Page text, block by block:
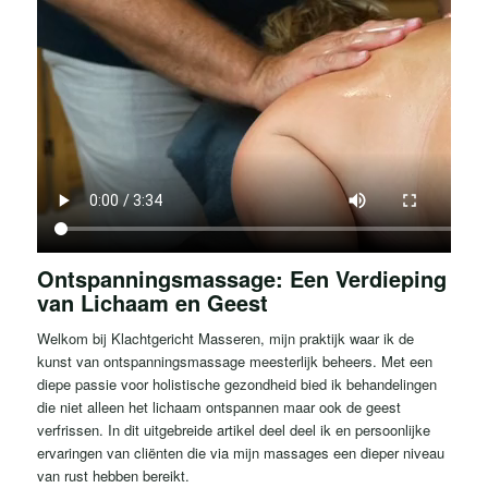
Ontspanningsmassage: Een Verdieping
van Lichaam en Geest
Welkom bij Klachtgericht Masseren, mijn praktijk waar ik de
kunst van ontspanningsmassage meesterlijk beheers. Met een
diepe passie voor holistische gezondheid bied ik behandelingen
die niet alleen het lichaam ontspannen maar ook de geest
verfrissen. In dit uitgebreide artikel deel deel ik en persoonlijke
ervaringen van cliënten die via mijn massages een dieper niveau
van rust hebben bereikt.